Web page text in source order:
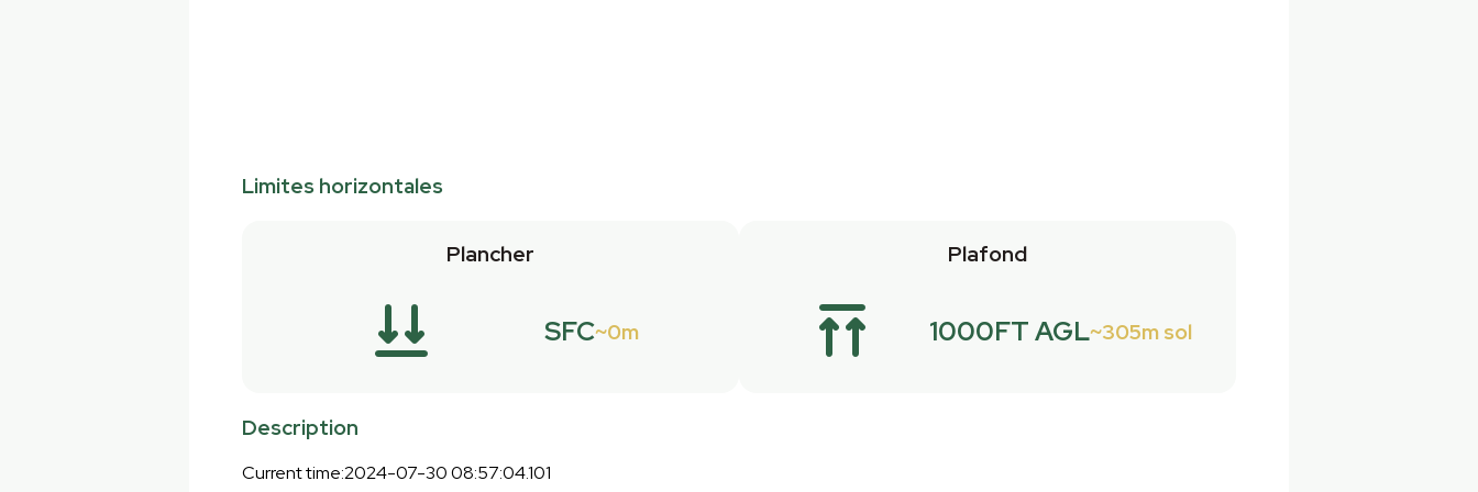
Limites horizontales
Plancher
SFC 0m
Plafond
1000FT AGL 305m sol
Description
Current time:2024-07-30 08:57:04.101